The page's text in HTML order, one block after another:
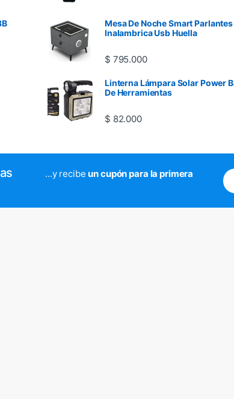
Mesa De Noche Smart
Inalambrica Usb Huella
$ 795.000
Linterna Lámpara Solar Power
De Herramientas
$ 82.000
...y recibeun cupón para la primera
E
m
i